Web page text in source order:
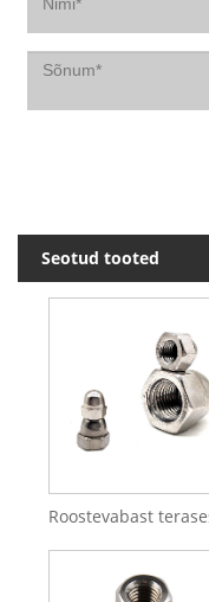
Seotud tooted